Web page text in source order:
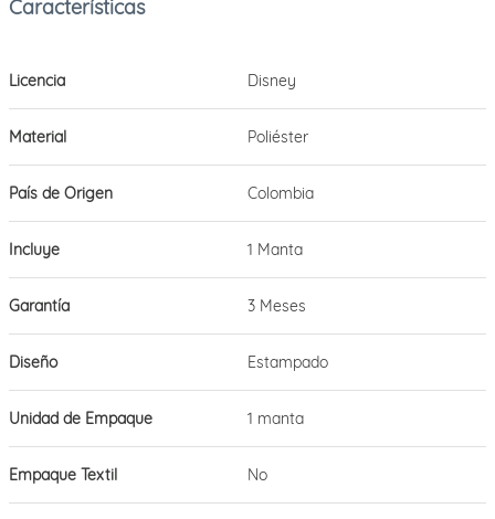
Licencia Disney
Material Poliéster
País de Origen Colombia
Incluye 1 Manta
Garantía 3 Meses
Diseño Estampado
Unidad de Empaque 1 manta
Empaque Textil No